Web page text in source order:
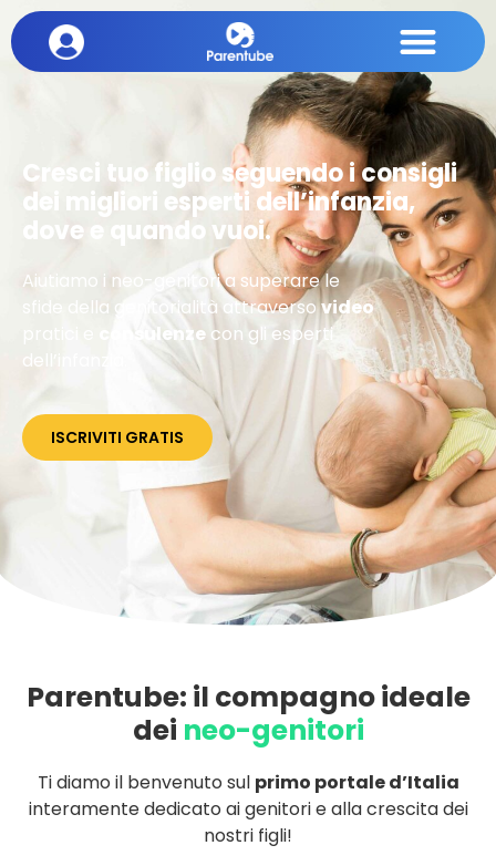
Cresci tuo figlio seguendo i consigli
dei migliori esperti dell’infanzia,
dove e quando vuoi.
Aiutiamo i neo-genitori a superare le
sfide della genitorialità attraversovideo
consulenze con gli esperti
dell’infanzia.
ISCRIVITI GRATIS
Parentube: il compagno ideale
dei neo-genitori
Ti diamo il benvenuto sul primo portale d’Italia
interamente dedicato ai genitori e alla crescita dei
nostri figli!